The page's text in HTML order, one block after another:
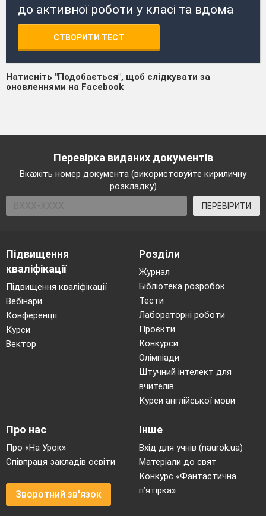
до активної роботи у класі та вдома
СТВОРИТИ ТЕСТ
Натисніть "Подобається", щоб слідкувати за
оновленнями на Facebook
Перевірка виданих документів
Вкажіть номер документа (використовуйте кириличну
розкладку)
ПЕРЕВІРИТИ
Підвищення
кваліфікації
Підвищення кваліфікації
Вебінари
Конференції
Курси
Вектор
Розділи
Журнал
Бібліотека розробок
Тести
Лабораторні роботи
Проєкти
Конкурси
Олімпіади
Штучний інтелект для
вчителів
Курси англійської мови
Про нас
Про «На Урок»
Співпраця закладів освіти
Зворотний зв'язок
Інше
Вхід для учнів (naurok.ua)
Матеріали до свят
Конкурс «Фантастична
п’ятірка»